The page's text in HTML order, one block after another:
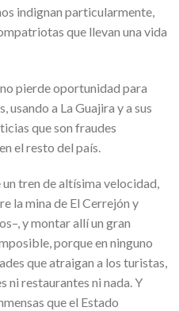
indignan particularmente,
que llevan una vida
pierde oportunidad para
a La Guajira y a sus
que son fraudes
el resto del país.
tren de altísima velocidad,
la mina de El Cerrejón y
y montar allí un gran
porque en ninguno
que atraigan a los turistas,
ni restaurantes ni nada. Y
que el Estado